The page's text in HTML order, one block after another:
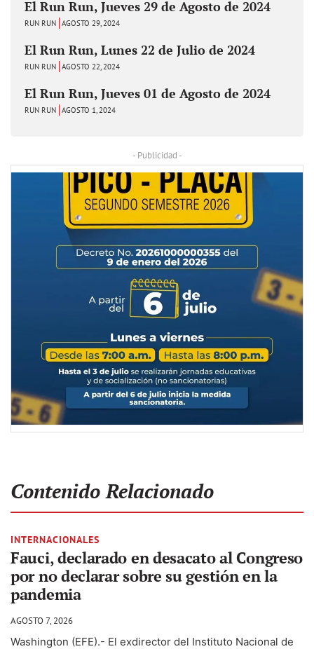
El Run Run, Jueves 29 de Agosto de 2024
RUN RUN AGOSTO 29, 2024
El Run Run, Lunes 22 de Julio de 2024
RUN RUN AGOSTO 22, 2024
El Run Run, Jueves 01 de Agosto de 2024
RUN RUN AGOSTO 1, 2024
- Publicidad -
Contenido Relacionado
INTERNACIONALES
Fauci, declarado en desacato al Congreso
por no declarar sobre su gestión en la
pandemia
AGOSTO 7, 2026
Washington (EFE).- El exdirector del Instituto Nacional de